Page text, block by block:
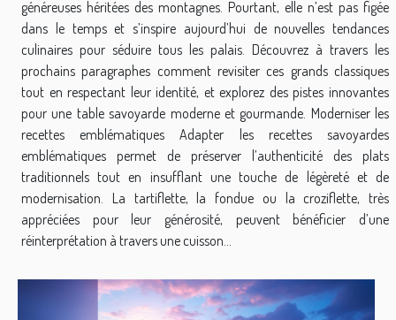
généreuses héritées des montagnes. Pourtant, elle n’est pas figée
dans le temps et s’inspire aujourd’hui de nouvelles tendances
culinaires pour séduire tous les palais. Découvrez à travers les
prochains paragraphes comment revisiter ces grands classiques
tout en respectant leur identité, et explorez des pistes innovantes
pour une table savoyarde moderne et gourmande. Moderniser les
recettes emblématiques Adapter les recettes savoyardes
emblématiques permet de préserver l’authenticité des plats
traditionnels tout en insufflant une touche de légèreté et de
modernisation. La tartiflette, la fondue ou la croziflette, très
appréciées pour leur générosité, peuvent bénéficier d’une
réinterprétation à travers une cuisson...